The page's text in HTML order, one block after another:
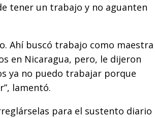
tener un trabajo y no aguanten
Ahí buscó trabajo como maestra
en Nicaragua, pero, le dijeron
ya no puedo trabajar porque
lamentó.
para el sustento diario